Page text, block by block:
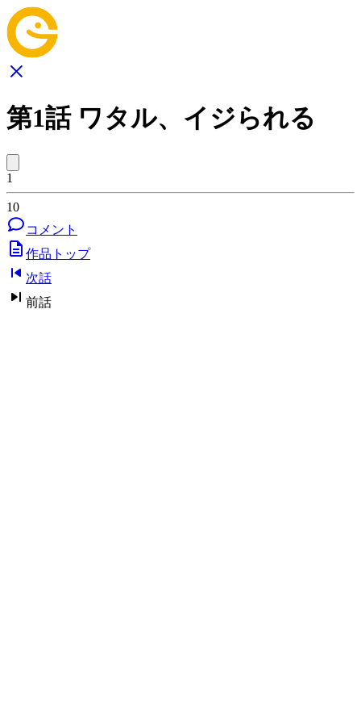
第1話 ワタル、イジられる
1
10
コメント
作品トップ
次話
前話